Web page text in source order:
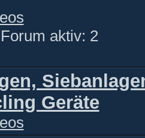
aktiv: 2
Geräte